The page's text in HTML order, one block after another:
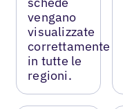
vengano
visualizzate
correttamente
in tutte le
regioni.